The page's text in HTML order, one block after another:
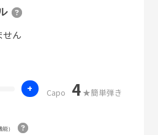
せん
+ Capo 4 ★簡単弾き
）